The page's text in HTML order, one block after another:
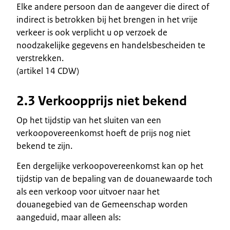
Elke andere persoon dan de aangever die direct of
indirect is betrokken bij het brengen in het vrije
verkeer is ook verplicht u op verzoek de
noodzakelijke gegevens en handelsbescheiden te
verstrekken.
(artikel 14 CDW)
2.3 Verkoopprijs niet bekend
Op het tijdstip van het sluiten van een
verkoopovereenkomst hoeft de prijs nog niet
bekend te zijn.
Een dergelijke verkoopovereenkomst kan op het
tijdstip van de bepaling van de douanewaarde toch
als een verkoop voor uitvoer naar het
douanegebied van de Gemeenschap worden
aangeduid, maar alleen als: